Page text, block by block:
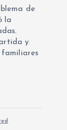
de
la
y
familiares